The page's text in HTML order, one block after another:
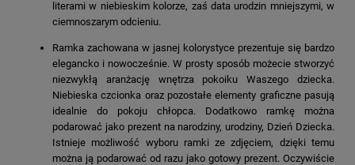
literami w niebieskim kolorze, zaś data urodzin mniejszymi, w
ciemnoszarym odcieniu.
Ramka zachowana w jasnej kolorystyce prezentuje się bardzo
elegancko i nowocześnie. W prosty sposób możecie stworzyć
niezwykłą aranżację wnętrza pokoiku Waszego dziecka.
Niebieska czcionka oraz pozostałe elementy graficzne pasują
idealnie do pokoju chłopca. Dodatkowo ramkę można
podarować jako prezent na narodziny, urodziny, Dzień Dziecka.
Istnieje możliwość wyboru ramki ze zdjęciem, dzięki temu
można ją podarować od razu jako gotowy prezent. Oczywiście